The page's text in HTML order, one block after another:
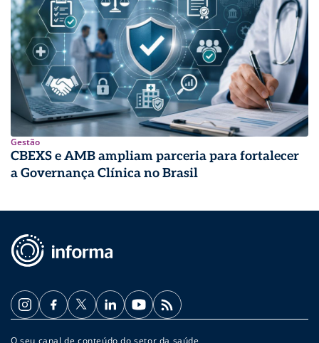
Gestão
CBEXS e AMB ampliam parceria para fortalecer
a Governança Clínica no Brasil
O seu canal de conteúdo do setor da saúde